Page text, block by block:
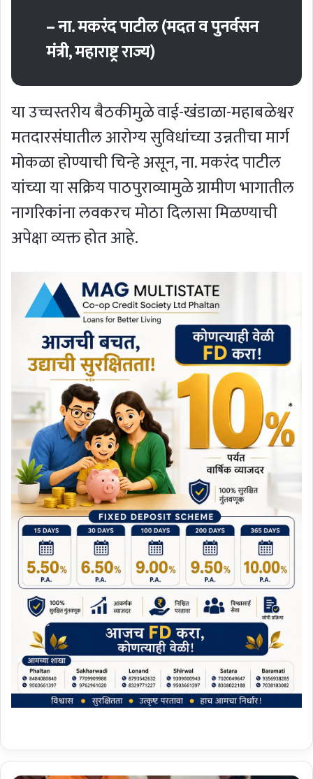
– ना. मकरंद पाटील (मदत व पुनर्वसन
मंत्री, महाराष्ट्र राज्य)
या उच्चस्तरीय बैठकीमुळे वाई-खंडाळा-महाबळेश्वर
मतदारसंघातील आरोग्य सुविधांच्या उन्नतीचा मार्ग
मोकळा होण्याची चिन्हे असून, ना. मकरंद पाटील
यांच्या या सक्रिय पाठपुराव्यामुळे ग्रामीण भागातील
नागरिकांना लवकरच मोठा दिलासा मिळण्याची
अपेक्षा व्यक्त होत आहे.